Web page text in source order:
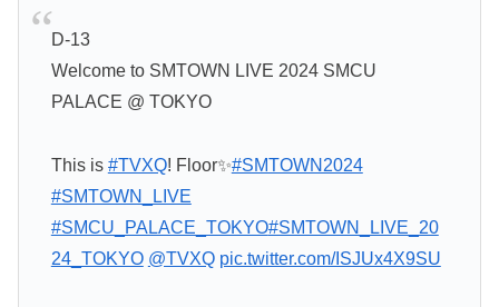
D-13
Welcome to SMTOWN LIVE 2024 SMCU
PALACE @ TOKYO
This is #TVXQ! Floor✨#SMTOWN2024
#SMTOWN_LIVE
#SMCU_PALACE_TOKYO#SMTOWN_LIVE_20
24_TOKYO @TVXQ pic.twitter.com/ISJUx4X9SU